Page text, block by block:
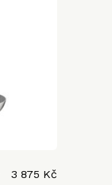
3 875 Kč